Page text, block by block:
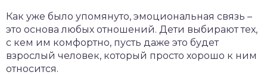
Как уже было упомянуто, эмоциональная связь –
это основа любых отношений. Дети выбирают тех,
с кем им комфортно, пусть даже это будет
взрослый человек, который просто хорошо к ним
относится.